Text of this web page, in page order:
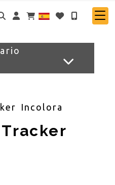
Identifícate
Incolora